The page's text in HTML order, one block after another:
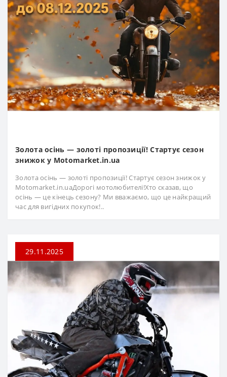
Золота осінь — золоті пропозиції! Стартує сезон
знижок у Motomarket.in.ua
Золота осінь — золоті пропозиції! Стартує сезон знижок у
Motomarket.in.uaДорогі мотолюбителі!Хто сказав, що
осінь — це кінець сезону? Ми вважаємо, що це найкращий
час для вигідних покупок!..
29.11.2025